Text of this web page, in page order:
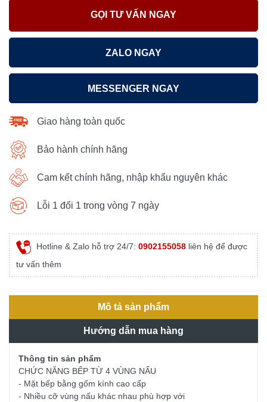
GỌI TƯ VẤN NGAY
ZALO NGAY
MESSENGER NGAY
Giao hàng toàn quốc
Bảo hành chính hãng
Cam kết chính hãng, nhập khẩu nguyên khác
Lỗi 1 đổi 1 trong vòng 7 ngày
Hotline & Zalo hỗ trợ 24/7: 0902155058 liên hệ để được
tư vấn thêm
Mô tả sản phẩm
Hướng dẫn mua hàng
Thông tin sản phẩm
CHỨC NĂNG BẾP TỪ 4 VÙNG NẤU
- Mặt bếp bằng gốm kính cao cấp
- Nhiều cỡ vùng nấu khác nhau phù hợp với